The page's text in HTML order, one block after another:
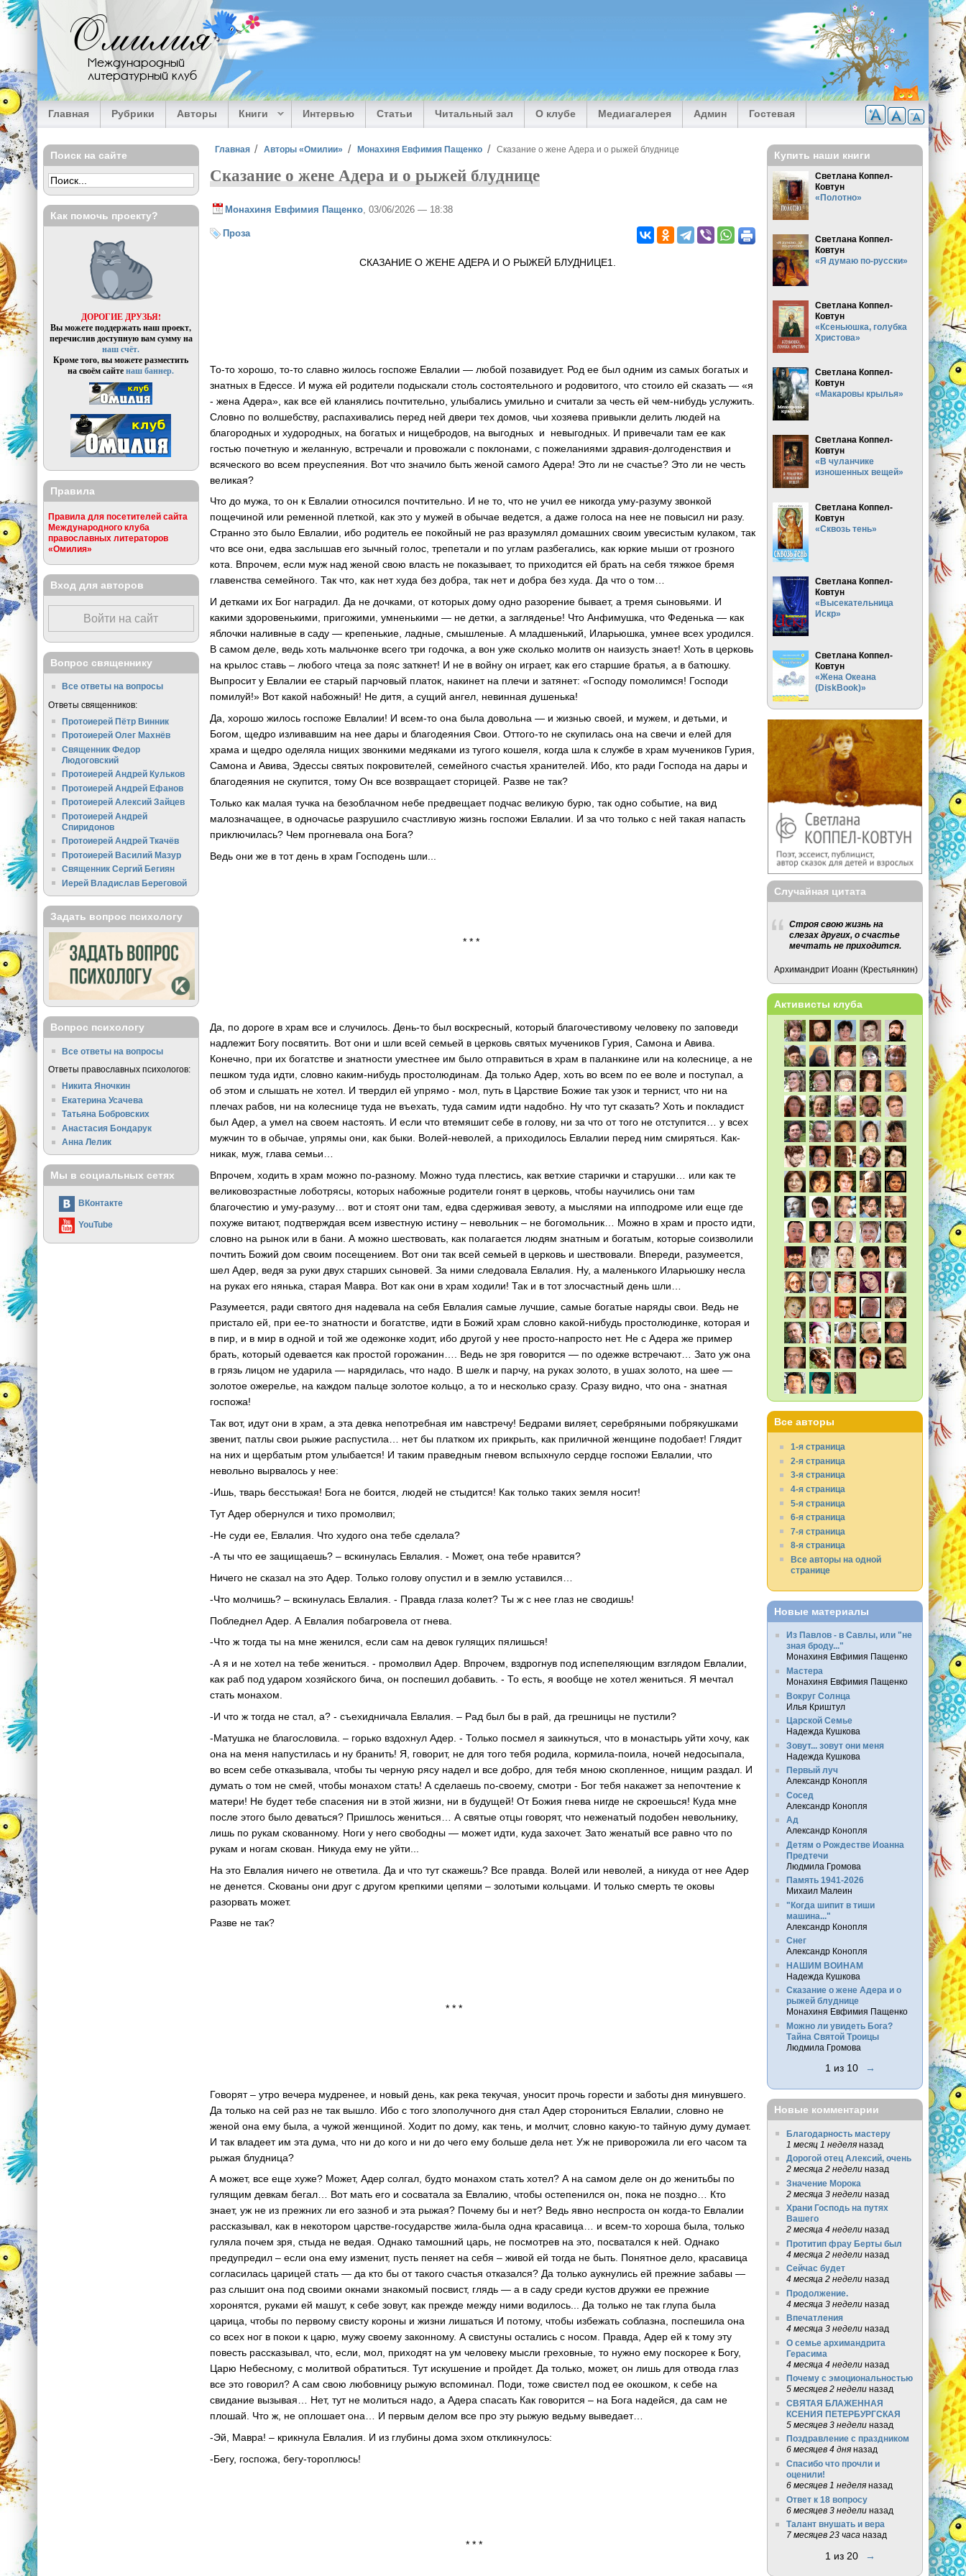
Перейти к основному содержанию
Омилия
Международный
литературный клуб
Главная Рубрики Авторы Книги Интервью Статьи Читальный зал О клубе Медиагалерея Админ Гостевая
Вы здесь
Главная Авторы «Омилии» Монахиня Евфимия Пащенко Сказание о жене Адера и о рыжей блуднице
Сказание о жене Адера и о рыжей блуднице
Монахиня Евфимия Пащенко , 03/06/2026 — 18:38
Проза
СКАЗАНИЕ О ЖЕНЕ АДЕРА И О РЫЖЕЙ БЛУДНИЦЕ1.
То-то хорошо, то-то славно жилось госпоже Евлалии — любой позавидует. Род ее был одним из самых богатых и
знатных в Едессе. И мужа ей родители подыскали столь состоятельного и родовитого, что стоило ей сказать — «я
- жена Адера», как все ей кланялись почтительно, улыбались умильно и считали за честь ей чем-нибудь услужить.
Словно по волшебству, распахивались перед ней двери тех домов, чьи хозяева привыкли делить людей на
благородных и худородных, на богатых и нищебродов, на выгодных и невыгодных. И привечали там ее как
гостью почетную и желанную, встречали и провожали с поклонами, с пожеланиями здравия-долгоденствия и
всяческого во всем преуспеяния. Вот что значило быть женой самого Адера! Это ли не счастье? Это ли не честь
великая?
Что до мужа, то он к Евлалии относился почтительно. И не то, что не учил ее никогда уму-разуму звонкой
пощечиной или ременной плеткой, как это у мужей в обычае ведется, а даже голоса на нее не повысил ни разу.
Странно это было Евлалии, ибо родитель ее покойный не раз вразумлял домашних своим увесистым кулаком, так
что все они, едва заслышав его зычный голос, трепетали и по углам разбегались, как юркие мыши от грозного
кота. Впрочем, если муж над женой свою власть не показывает, то приходится ей брать на себя тяжкое бремя
главенства семейного. Так что, как нет худа без добра, так нет и добра без худа. Да что о том…
И детками их Бог наградил. Да не дочками, от которых дому одно разорение бывает, а тремя сыновьями. И
какими здоровенькими, пригожими, умненькими — не детки, а загляденье! Что Анфимушка, что Феденька — как
яблочки наливные в саду — крепенькие, ладные, смышленые. А младшенький, Иларьюшка, умнее всех уродился.
В самом деле, ведь хоть мальчонке всего три годочка, а вон уже сколько молитв он наизусть знает! Хоть в церковь
на крылос ставь – любого чтеца за пояс заткнет! И не в войну он играет, как его старшие братья, а в батюшку.
Выпросит у Евлалии ее старый парчовый платок, накинет на плечи и затянет: «Господу помолимся! Господи
помилуй!» Вот какой набожный! Не дитя, а сущий ангел, невинная душенька!
Да, хорошо жилось госпоже Евлалии! И всем-то она была довольна — и жизнью своей, и мужем, и детьми, и
Богом, щедро изливавшим на нее дары и благодеяния Свои. Оттого-то не скупилась она на свечи и елей для
храма и щедро оделяла нищих звонкими медяками из тугого кошеля, когда шла к службе в храм мучеников Гурия,
Самона и Авива, Эдессы святых покровителей, семейного счастья хранителей. Ибо, кто ради Господа на дары и
благодеяния не скупится, тому Он все возвращает сторицей. Разве не так?
Только как малая тучка на безоблачном небе предвещает подчас великую бурю, так одно событие, на вид
малозначащее, в одночасье разрушило счастливую жизнь госпожи Евлалии. И за что только с ней такая напасть
приключилась? Чем прогневала она Бога?
Ведь они же в тот день в храм Господень шли...
* * *
Да, по дороге в храм все и случилось. День-то был воскресный, который благочестивому человеку по заповеди
надлежит Богу посвятить. Вот они и шли всей семьей в церковь святых мучеников Гурия, Самона и Авива.
Конечно, при их богатстве и знатности уместнее им было отправиться в храм в паланкине или на колеснице, а не
пешком туда идти, словно каким-нибудь простолюдинам. Да только Адер, хоть во всем по ее воле и поступал, а
об этом и слышать не хотел. И твердил ей упрямо - мол, путь в Царствие Божие так узок и тернист, что ни на
плечах рабов, ни на колеснице туда не въехать, туда самим идти надобно. Ну что тут сказать? Хоть и покладист
был Адер, а умел на своем настоять. И если что втемяшит себе в голову, ни за что от того не отступится… у всех
мужчин то в обычае, упрямы они, как быки. Волей-неволей, а приходилось Евлалии перед ним смиряться. Как-
никак, муж, глава семьи…
Впрочем, ходить в храм можно по-разному. Можно туда плестись, как ветхие старички и старушки… или как те
великовозрастные лоботрясы, которых набожные родители гонят в церковь, чтобы научились они там
благочестию и уму-разуму… вот и стоят они там, едва сдерживая зевоту, а мыслями на ипподроме или еще где
похуже витают, подтверждая всем известную истину – невольник – не богомольник… Можно в храм и просто идти,
словно на рынок или в бани. А можно шествовать, как полагается людям знатным и богатым, которые соизволили
почтить Божий дом своим посещением. Вот они так всей семьей в церковь и шествовали. Впереди, разумеется,
шел Адер, ведя за руки двух старших сыновей. За ними следовала Евлалия. Ну, а маленького Иларьюшку несла
на руках его нянька, старая Мавра. Вот как они в храм ходили! Так и в тот злосчастный день шли…
Разумеется, ради святого дня надевала на себя Евлалия самые лучшие, самые богатые наряды свои. Ведь не
пристало ей, при ее-то знатности и богатстве, идти в Божий храм словно какой-нибудь простолюдинке, которая и
в пир, и в мир в одной и той же одежонке ходит, ибо другой у нее просто-напросто нет. Не с Адера же пример
брать, который одевается как простой горожанин…. Ведь не зря говорится — по одежке встречают… Зато уж она
в грязь лицом не ударила — нарядилась, что надо. В шелк и парчу, на руках золото, в ушах золото, на шее —
золотое ожерелье, на каждом пальце золотое кольцо, а то и несколько сразу. Сразу видно, что она - знатная
госпожа!
Так вот, идут они в храм, а эта девка непотребная им навстречу! Бедрами виляет, серебряными побрякушками
звенит, патлы свои рыжие распустила… нет бы платком их прикрыть, как приличной женщине подобает! Глядит
на них и щербатым ртом улыбается! И таким праведным гневом вспыхнуло сердце госпожи Евлалии, что
невольно вырвалось у нее:
-Ишь, тварь бесстыжая! Бога не боится, людей не стыдится! Как только таких земля носит!
Тут Адер обернулся и тихо промолвил;
-Не суди ее, Евлалия. Что худого она тебе сделала?
-А ты что ее защищаешь? – вскинулась Евлалия. - Может, она тебе нравится?
Ничего не сказал на это Адер. Только голову опустил и в землю уставился…
-Что молчишь? – вскинулась Евлалия. - Правда глаза колет? Ты ж с нее глаз не сводишь!
Побледнел Адер. А Евлалия побагровела от гнева.
-Что ж тогда ты на мне женился, если сам на девок гулящих пялишься!
-А я и не хотел на тебе жениться. - промолвил Адер. Впрочем, вздрогнув под испепеляющим взглядом Евлалии,
как раб под ударом хозяйского бича, он поспешил добавить. - То есть, я вообще не хотел жениться. Я мечтал
стать монахом.
-И что ж тогда не стал, а? - съехидничала Евлалия. – Рад был бы в рай, да грешницы не пустили?
-Матушка не благословила. – горько вздохнул Адер. - Только посмел я заикнуться, что в монастырь уйти хочу, как
она на меня напустилась и ну бранить! Я, говорит, не для того тебя родила, кормила-поила, ночей недосыпала,
во всем себе отказывала, чтобы ты черную рясу надел и все добро, для тебя мною скопленное, нищим раздал. И
думать о том не смей, чтобы монахом стать! А сделаешь по-своему, смотри - Бог тебя накажет за непочтение к
матери! Не будет тебе спасения ни в этой жизни, ни в будущей! От Божия гнева нигде не скроешься! Куда мне
после этого было деваться? Пришлось жениться… А святые отцы говорят, что неженатый подобен невольнику,
лишь по рукам скованному. Ноги у него свободны — может идти, куда захочет. Зато женатый все равно что по
рукам и ногам скован. Никуда ему не уйти...
На это Евлалия ничего не ответила. Да и что тут скажешь? Все правда. Волей или неволей, а никуда от нее Адер
не денется. Скованы они друг с другом крепкими цепями – золотыми кольцами. И только смерть те оковы
разорвать может.
Разве не так?
* * *
Говорят – утро вечера мудренее, и новый день, как река текучая, уносит прочь горести и заботы дня минувшего.
Да только на сей раз не так вышло. Ибо с того злополучного дня стал Адер сторониться Евлалии, словно не
женой она ему была, а чужой женщиной. Ходит по дому, как тень, и молчит, словно какую-то тайную думу думает.
И так владеет им эта дума, что ни до кого и ни до чего ему больше дела нет. Уж не приворожила ли его часом та
рыжая блудница?
А может, все еще хуже? Может, Адер солгал, будто монахом стать хотел? А на самом деле он до женитьбы по
гулящим девкам бегал… Вот мать его и сосватала за Евлалию, чтобы остепенился он, пока не поздно… Кто
знает, уж не из прежних ли его зазноб и эта рыжая? Почему бы и нет? Ведь явно неспроста он когда-то Евлалии
рассказывал, как в некотором царстве-государстве жила-была одна красавица… и всем-то хороша была, только
гуляла почем зря, стыда не ведая. Однако тамошний царь, не посмотрев на это, посватался к ней. Однако
предупредил – если она ему изменит, пусть пеняет на себя – живой ей тогда не быть. Понятное дело, красавица
согласилась царицей стать — да кто бы от такого счастья отказался? Да только аукнулись ей прежние забавы —
раз слышит она под своими окнами знакомый посвист, глядь — а в саду среди кустов дружки ее прежние
хоронятся, руками ей машут, к себе зовут, как прежде между ними водилось... Да только не так глупа была
царица, чтобы по первому свисту короны и жизни лишаться И потому, чтобы избежать соблазна, поспешила она
со всех ног в покои к царю, мужу своему законному. А свистуны остались с носом. Правда, Адер ей к тому эту
повесть рассказывал, что, если, мол, приходят на ум человеку мысли греховные, то нужно ему поскорее к Богу,
Царю Небесному, с молитвой обратиться. Тут искушение и пройдет. Да только, может, он лишь для отвода глаз
все это говорил? А сам свою любовницу рыжую вспоминал. Поди, тоже свистел под ее окошком, к себе на
свидание вызывая… Нет, тут не молиться надо, а Адера спасать Как говорится – на Бога надейся, да сам не
плошай. Что ж, не оплошает она… И первым делом все про эту рыжую ведьму выведает…
-Эй, Мавра! – крикнула Евлалия. И из глубины дома эхом откликнулось:
-Бегу, госпожа, бегу-тороплюсь!
* * *
Поиск на сайте
Как помочь проекту?
ДОРОГИЕ ДРУЗЬЯ!
Вы можете поддержать наш проект,
перечислив доступную вам сумму на
наш счёт.
Кроме того, вы можете разместить
на своём сайтенаш баннер.
Правила
Правила для посетителей сайта
Международного клуба
православных литераторов
«Омилия»
Вход для авторов
Войти на сайт
Вопрос священнику
Все ответы на вопросы
Ответы священников:
Протоиерей Пётр Винник
Протоиерей Олег Махнёв
Священник Федор
Людоговский
Протоиерей Андрей Кульков
Протоиерей Андрей Ефанов
Протоиерей Алексий Зайцев
Протоиерей Андрей
Спиридонов
Протоиерей Андрей Ткачёв
Протоиерей Василий Мазур
Священник Сергий Бегиян
Иерей Владислав Береговой
Задать вопрос психологу
Вопрос психологу
Все ответы на вопросы
Ответы православных психологов:
Никита Яночкин
Екатерина Усачева
Татьяна Бобровских
Анастасия Бондарук
Анна Лелик
Мы в социальных сетях
ВКонтакте
YouTube
Купить наши книги
Светлана Коппел-
Ковтун
«Полотно»
Светлана Коппел-
Ковтун
«Я думаю по-русски»
Светлана Коппел-
Ковтун
«Ксеньюшка, голубка
Христова»
Светлана Коппел-
Ковтун
«Макаровы крылья»
Светлана Коппел-
Ковтун
«В чуланчике
изношенных вещей»
Светлана Коппел-
Ковтун
«Сквозь тень»
Светлана Коппел-
Ковтун
«Высекательница
Искр»
Светлана Коппел-
Ковтун
«Жена Океана
(DiskBook)»
Случайная цитата
Строя свою жизнь на
слезах других, о счастье
мечтать не приходится.
Архимандрит Иоанн (Крестьянкин)
Активисты клуба
Все авторы
1-я страница
2-я страница
3-я страница
4-я страница
5-я страница
6-я страница
7-я страница
8-я страница
Все авторы на одной
странице
Новые материалы
Из Павлов - в Савлы, или "не
зная броду..."
Монахиня Евфимия Пащенко
Мастера
Монахиня Евфимия Пащенко
Вокруг Солнца
Илья Криштул
Царской Семье
Надежда Кушкова
Зовут... зовут они меня
Надежда Кушкова
Первый луч
Александр Конопля
Сосед
Александр Конопля
Ад
Александр Конопля
Детям о Рождестве Иоанна
Предтечи
Людмила Громова
Память 1941-2026
Михаил Малеин
"Когда шипит в тиши
машина..."
Александр Конопля
Снег
Александр Конопля
НАШИМ ВОИНАМ
Надежда Кушкова
Сказание о жене Адера и о
рыжей блуднице
Монахиня Евфимия Пащенко
Можно ли увидеть Бога?
Тайна Святой Троицы
Людмила Громова
1 из 10 →
Новые комментарии
Благодарность мастеру
1 месяц 1 неделяназад
Дорогой отец Алексий, очень
2 месяца 2 неделиназад
Значение Морока
2 месяца 3 неделиназад
Храни Господь на путях
Вашего
2 месяца 4 неделиназад
Протитип фрау Берты был
4 месяца 2 неделиназад
Сейчас будет
4 месяца 2 неделиназад
Продолжение.
4 месяца 3 неделиназад
Впечатления
4 месяца 3 неделиназад
О семье архимандрита
Герасима
4 месяца 4 неделиназад
Почему с эмоциональностью
5 месяцев 2 неделиназад
СВЯТАЯ БЛАЖЕННАЯ
КСЕНИЯ ПЕТЕРБУРГСКАЯ
5 месяцев 3 неделиназад
Поздравление с праздником
6 месяцев 4 дняназад
Спасибо что прочли и
оценили!
6 месяцев 1 неделяназад
Ответ к 18 вопросу
6 месяцев 3 неделиназад
Талант внушать и вера
7 месяцев 23 часа назад
1 из 20 →